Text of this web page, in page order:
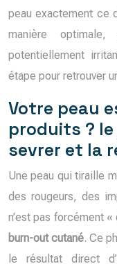
peau exactement ce
manière optimale,
potentiellement
étape pour retrouver
Votre peau
produits ?
sevrer et la
Une peau qui tiraille
des rougeurs, des
n’est pas forcément
burn-out cutané. Ce
le résultat direct